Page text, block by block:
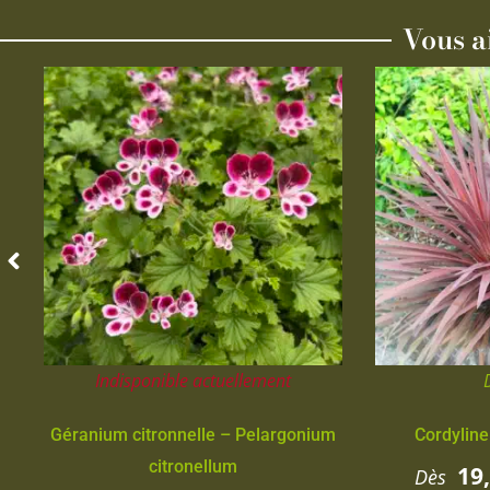
Vous
Indisponible actuellement
Géranium citronnelle – Pelargonium
citronellum
Dès